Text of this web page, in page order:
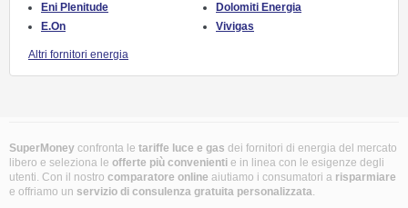
Eni Plenitude
E.On
Dolomiti Energia
Vivigas
Altri fornitori energia
SuperMoney confronta le tariffe luce e gas dei fornitori di energia del mercato
libero e seleziona le offerte più convenienti e in linea con le esigenze degli
utenti. Con il nostro comparatore online aiutiamo i consumatori a risparmiare
e offriamo un servizio di consulenza gratuita personalizzata.